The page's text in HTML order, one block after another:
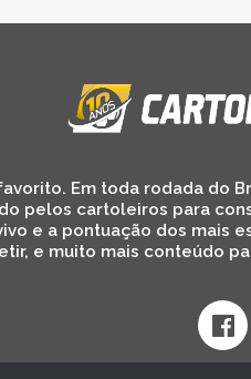
Em toda rodada do
pelos cartoleiros para
e a pontuação dos mais
e muito mais conteúdo